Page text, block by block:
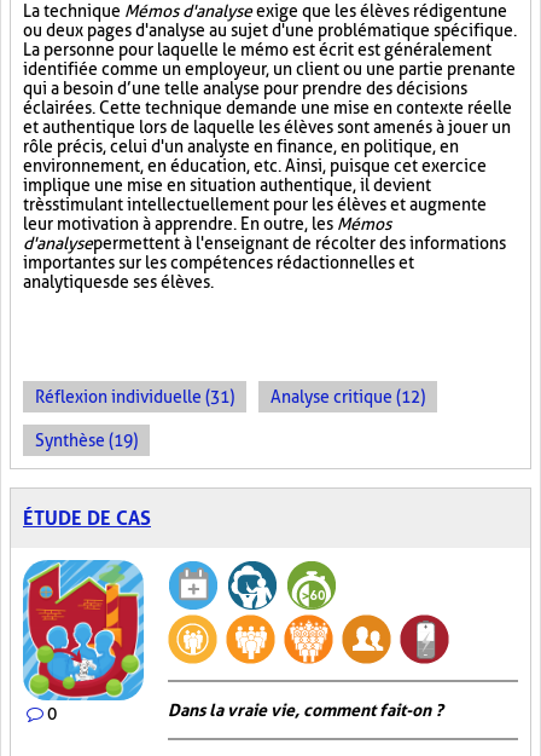
La technique Mémos d'analyseexige que les élèves rédigent une
ou deux pages d'analyse au sujet d'une problématique spécifique.
La personne pour laquelle le mémo est écrit est généralement
identifiée comme un employeur, un client ou une partie prenante
qui a besoin d’une telle analyse pour prendre des décisions
éclairées. Cette technique demande une mise en contexte réelle
et authentique lors de laquelle les élèves sont amenés à jouer un
rôle précis, celui d'un analyste en finance, en politique, en
environnement, en éducation, etc. Ainsi, puisque cet exercice
implique une mise en situation authentique, il devient
très stimulant intellectuellement pour les élèves et augmente
leur motivation à apprendre. En outre, les Mémos
d'analysepermettent à l'enseignant de récolter des informations
importantes sur les compétences rédactionnelles et
analytiques de ses élèves.
Réflexion individuelle (31) Analyse critique (12)
Synthèse (19)
ÉTUDE DE CAS
0 Dans la vraie vie, comment fait-on ?